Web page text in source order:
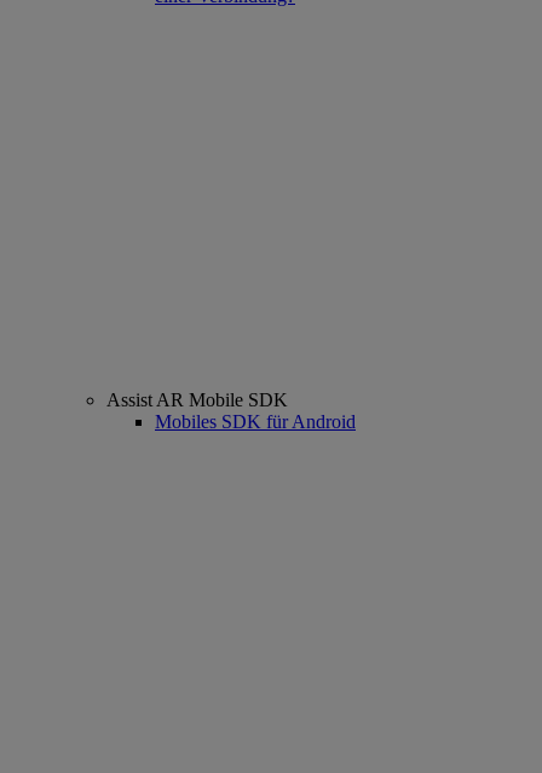
Assist AR Mobile SDK
Mobiles SDK für Android